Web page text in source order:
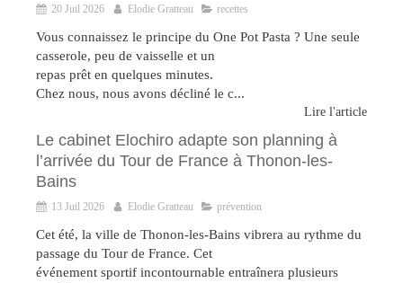
20 Juil 2026 Elodie Gratteau recettes
Vous connaissez le principe du One Pot Pasta ? Une seule
casserole, peu de vaisselle et un
repas prêt en quelques minutes.
Chez nous, nous avons décliné le c...
Lire l'article
Le cabinet Elochiro adapte son planning à
l’arrivée du Tour de France à Thonon-les-
Bains
13 Juil 2026 Elodie Gratteau prévention
Cet été, la ville de Thonon-les-Bains vibrera au rythme du
passage du Tour de France. Cet
événement sportif incontournable entraînera plusieurs